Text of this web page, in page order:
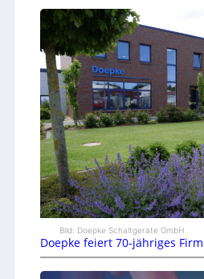
Bild: Doepke Schaltgeräte GmbH
Doepke feiert 70-jähriges